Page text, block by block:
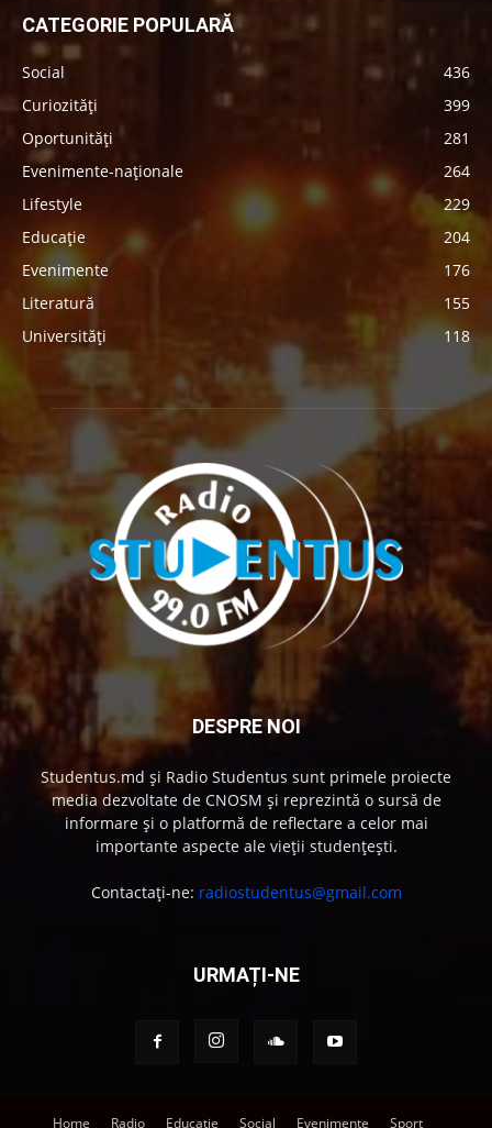
CATEGORIE POPULARĂ
Social
436
Curiozități
399
Oportunități
281
Evenimente-naționale
264
Lifestyle
229
Educație
204
Evenimente
176
Literatură
155
Universități
118
DESPRE NOI
Studentus.md și Radio Studentus sunt primele proiecte
media dezvoltate de CNOSM și reprezintă o sursă de
informare și o platformă de reflectare a celor mai
importante aspecte ale vieții studențești.
Contactați-ne: radiostudentus@gmail.com
URMAȚI-NE
Home Radio Educație Social Evenimente Sport